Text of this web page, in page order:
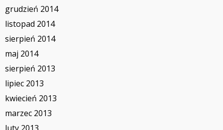
grudzień 2014
listopad 2014
sierpień 2014
maj 2014
sierpień 2013
lipiec 2013
kwiecień 2013
marzec 2013